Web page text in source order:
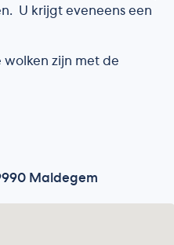
U krijgt eveneens een
zijn met de
Maldegem